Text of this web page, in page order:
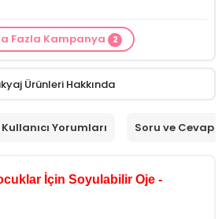
Özel Fiyatİdea Derma
Siparişinizdeİnnova Wash Gel
Fazla Kampanya 2
Ürünleri Hakkında
Kullanıcı Yorumları Soru ve Cevap
İçin Soyulabilir Oje -